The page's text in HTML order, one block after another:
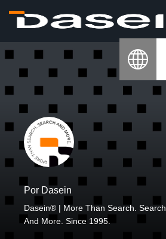
Por Dasein
Dasein® | More Than Search. Search
And More. Since 1995.